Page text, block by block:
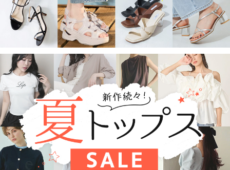
このアイテムを見た人はこれも見ています
現在表示するアイテムはありません。
注目のキャンペーン